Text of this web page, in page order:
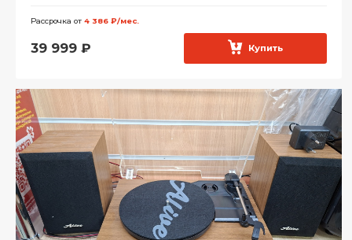
Рассрочка от 4 386 ₽/мес.
39 999 ₽ Купить